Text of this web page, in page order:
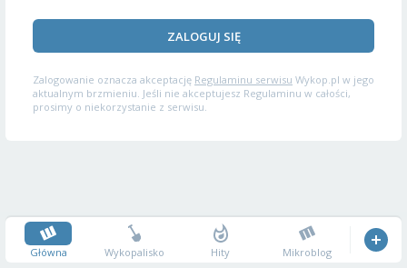
ZALOGUJ SIĘ
Zalogowanie oznacza akceptację Regulaminu serwisu Wykop.pl w jego
aktualnym brzmieniu. Jeśli nie akceptujesz Regulaminu w całości,
prosimy o niekorzystanie z serwisu.
Główna Wykopalisko Hity Mikroblog